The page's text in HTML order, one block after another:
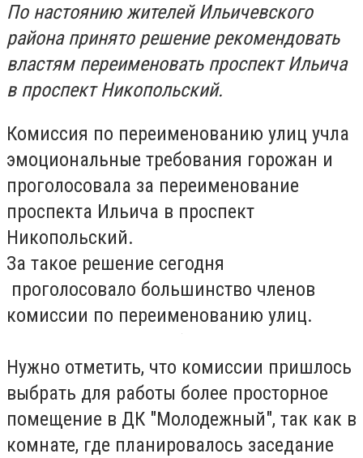
По настоянию жителей Ильичевского
района принято решение рекомендовать
властям переименовать проспект Ильича
в проспект Никопольский.
Комиссия по переименованию улиц учла
эмоциональные требования горожан и
проголосовала за переименование
проспекта Ильича в проспект
Никопольский.
За такое решение сегодня
проголосовало большинство членов
комиссии по переименованию улиц.
Нужно отметить, что комиссии пришлось
выбрать для работы более просторное
помещение в ДК "Молодежный", так как в
комнате, где планировалось заседание